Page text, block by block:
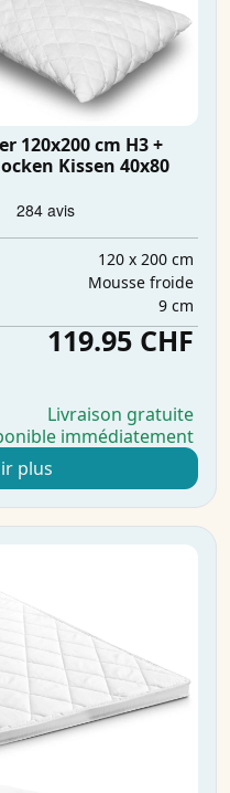
120x200 cm H3 +
Kissen 40x80
120 x 200 cm
Mousse froide
9 cm
119.95 CHF
Livraison gratuite
immédiatement
plus